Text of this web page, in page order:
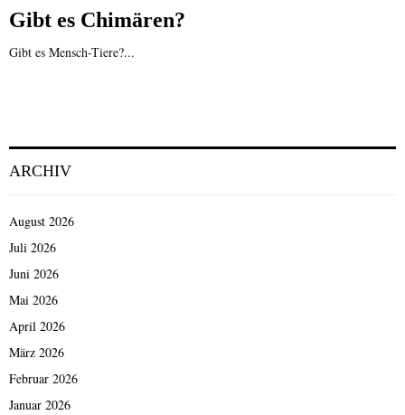
Gibt es Chimären?
Gibt es Mensch-Tiere?...
ARCHIV
August 2026
Juli 2026
Juni 2026
Mai 2026
April 2026
März 2026
Februar 2026
Januar 2026